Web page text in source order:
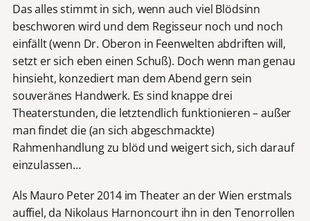
Das alles stimmt in sich, wenn auch viel Blödsinn
beschworen wird und dem Regisseur noch und noch
einfällt (wenn Dr. Oberon in Feenwelten abdriften will,
setzt er sich eben einen Schuß). Doch wenn man genau
hinsieht, konzediert man dem Abend gern sein
souveränes Handwerk. Es sind knappe drei
Theaterstunden, die letztendlich funktionieren – außer
man findet die (an sich abgeschmackte)
Rahmenhandlung zu blöd und weigert sich, sich darauf
einzulassen…
Als Mauro Peter 2014 im Theater an der Wien erstmals
auffiel, da Nikolaus Harnoncourt ihn in den Tenorrollen